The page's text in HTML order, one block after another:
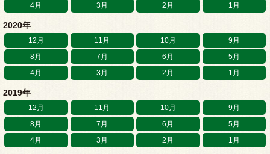
4月
3月 2月 1月
2020年
12月 11月 10月
9月
8月
7月 6月
5月
4月
3月 2月 1月
2019年
12月 11月 10月
9月
8月
7月 6月
5月
4月
3月 2月 1月